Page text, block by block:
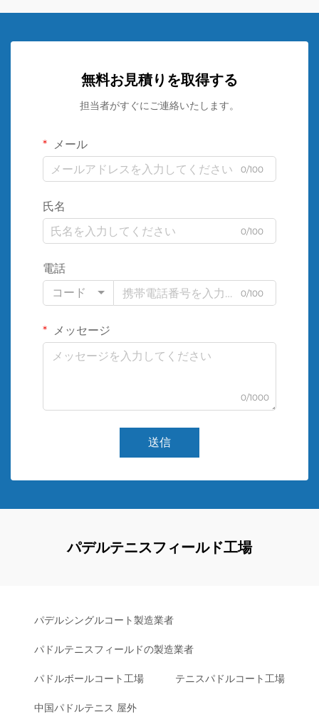
無料お見積りを取得する
担当者がすぐにご連絡いたします。
メール
0/100
氏名
0/100
電話
コード
0/100
メッセージ
0/1000
送信
パデルテニスフィールド工場
パデルシングルコート製造業者
パドルテニスフィールドの製造業者
パドルボールコート工場 テニスパドルコート工場
中国パドルテニス 屋外